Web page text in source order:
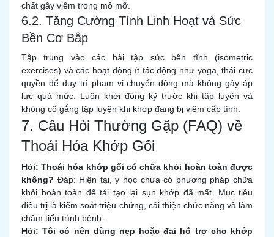
chất gây viêm trong mô mỡ.
6.2. Tăng Cường Tính Linh Hoạt và Sức
Bền Cơ Bắp
Tập trung vào các bài tập sức bền tĩnh (isometric
exercises) và các hoạt động ít tác động như yoga, thái cực
quyền để duy trì phạm vi chuyển động mà không gây áp
lực quá mức. Luôn khởi động kỹ trước khi tập luyện và
không cố gắng tập luyện khi khớp đang bị viêm cấp tính.
7. Câu Hỏi Thường Gặp (FAQ) về
Thoái Hóa Khớp Gối
Hỏi: Thoái hóa khớp gối có chữa khỏi hoàn toàn được
không? Đáp: Hiện tại, y học chưa có phương pháp chữa
khỏi hoàn toàn để tái tạo lại sụn khớp đã mất. Mục tiêu
điều trị là kiểm soát triệu chứng, cải thiện chức năng và làm
chậm tiến trình bệnh.
Hỏi: Tôi có nên dùng nẹp hoặc đai hỗ trợ cho khớp